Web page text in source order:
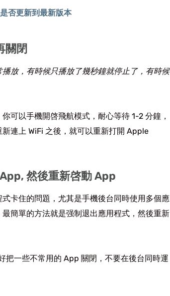
否更新到最新版本
關閉
放，有時候只播放了幾秒鐘就停止了，有時候
可以手機開啓飛航模式，耐心等待 1-2 分鐘，
連上 WiFi 之後，就可以重新打開 Apple
然後重新啓動 App
卡住的問題，尤其是手機後台同時使用多個應
簡單的方法就是强制退出應用程式，然後重新
把一些不常用的 App 關閉，不要在後台同時運